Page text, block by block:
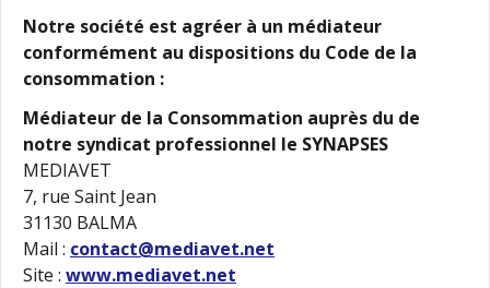
Notre société est agréer à un médiateur
conformément au dispositions du Code de la
consommation :
Médiateur de la Consommation auprès du de
notre syndicat professionnel le SYNAPSES
MEDIAVET
7, rue Saint Jean
31130 BALMA
Mail : contact@mediavet.net
Site : www.mediavet.net